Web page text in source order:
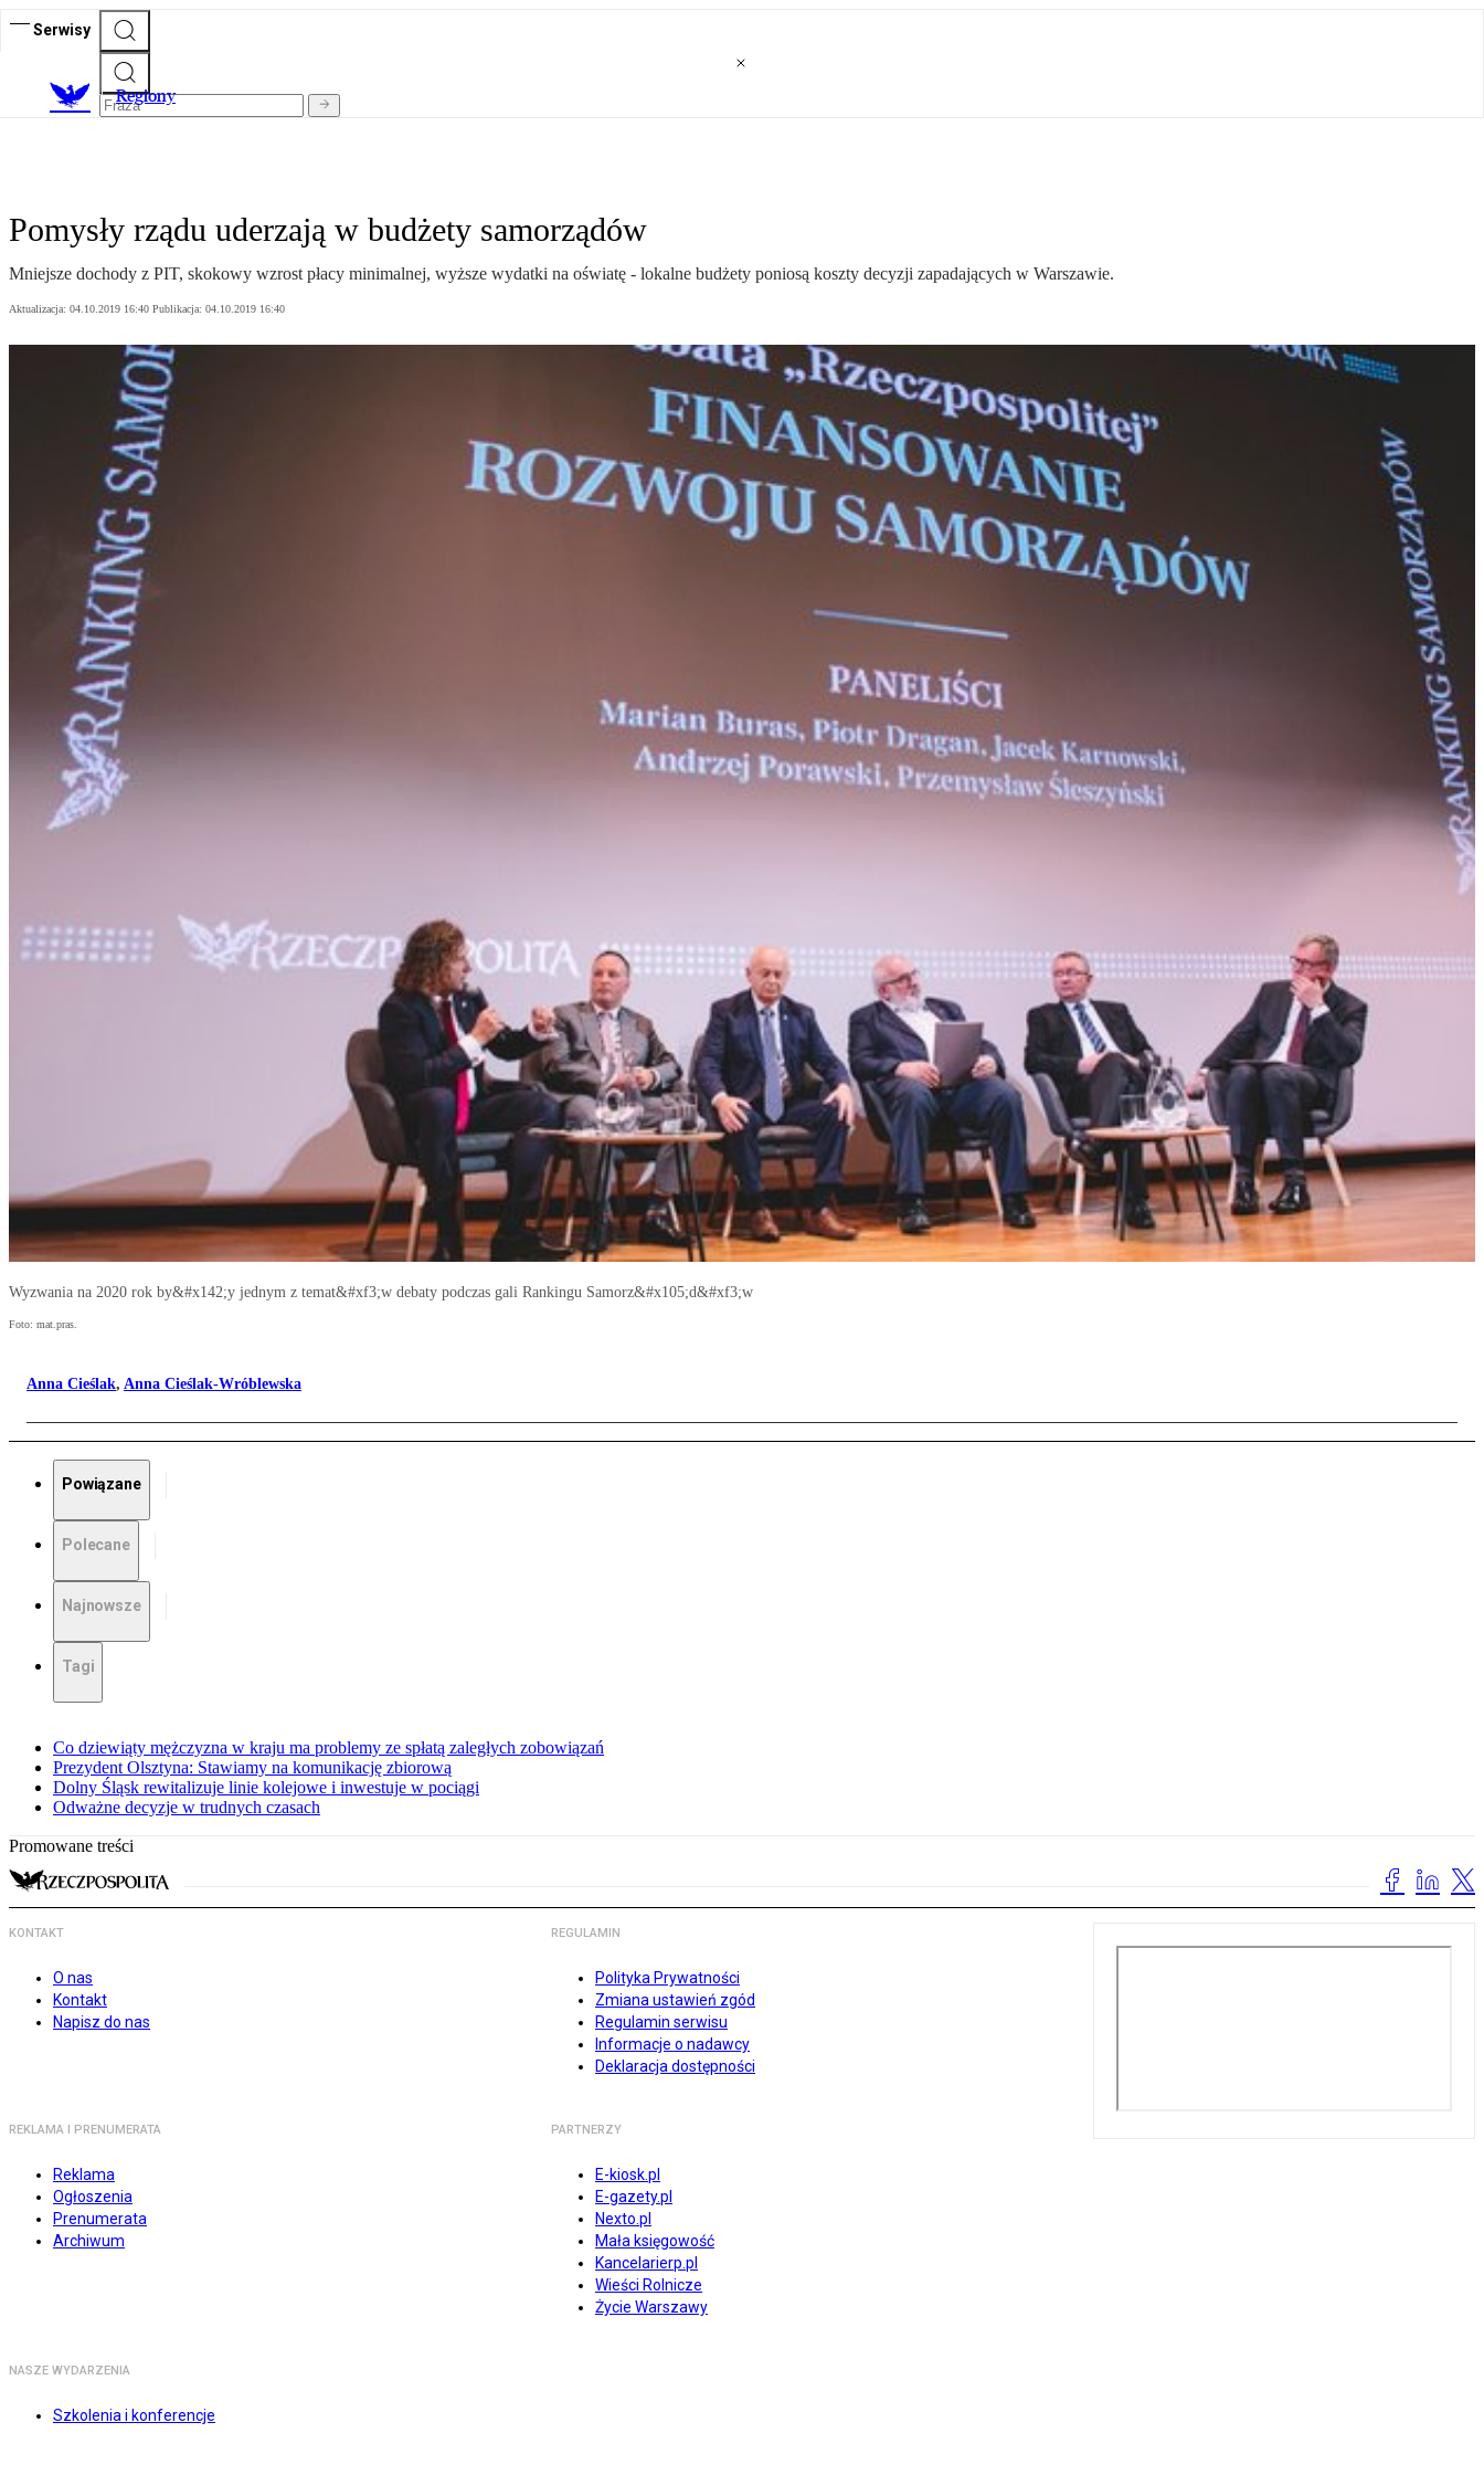
Serwisy
Regiony
Pomysły rządu uderzają w budżety samorządów
Mniejsze dochody z PIT, skokowy wzrost płacy minimalnej, wyższe wydatki na oświatę - lokalne budżety poniosą koszty decyzji zapadających w Warszawie.
Aktualizacja: 04.10.2019 16:40 Publikacja: 04.10.2019 16:40
Wyzwania na 2020 rok by&#x142;y jednym z temat&#xf3;w debaty podczas gali Rankingu Samorz&#x105;d&#xf3;w
Foto: mat.pras.
Anna Cieślak, Anna Cieślak-Wróblewska
Powiązane
Polecane
Najnowsze
Tagi
Co dziewiąty mężczyzna w kraju ma problemy ze spłatą zaległych zobowiązań
Prezydent Olsztyna: Stawiamy na komunikację zbiorową
Dolny Śląsk rewitalizuje linie kolejowe i inwestuje w pociągi
Odważne decyzje w trudnych czasach
Promowane treści
KONTAKT
O nas
Kontakt
Napisz do nas
REGULAMIN
Polityka Prywatności
Zmiana ustawień zgód
Regulamin serwisu
Informacje o nadawcy
Deklaracja dostępności
REKLAMA I PRENUMERATA
Reklama
Ogłoszenia
Prenumerata
Archiwum
PARTNERZY
E-kiosk.pl
E-gazety.pl
Nexto.pl
Mała księgowość
Kancelarierp.pl
Wieści Rolnicze
Życie Warszawy
NASZE WYDARZENIA
Szkolenia i konferencje